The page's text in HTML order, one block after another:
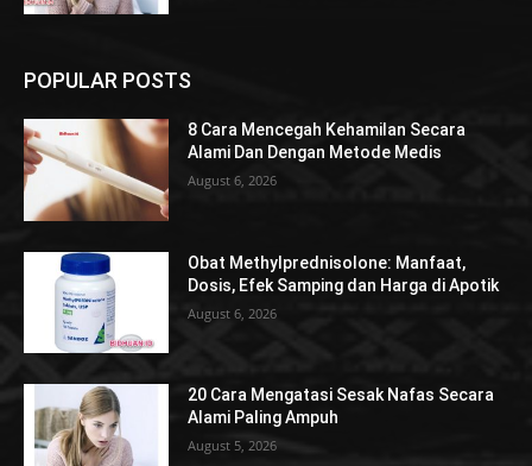
POPULAR POSTS
8 Cara Mencegah Kehamilan Secara
Alami Dan Dengan Metode Medis
August 6, 2026
Obat Methylprednisolone: Manfaat,
Dosis, Efek Samping dan Harga di Apotik
August 6, 2026
20 Cara Mengatasi Sesak Nafas Secara
Alami Paling Ampuh
August 5, 2026